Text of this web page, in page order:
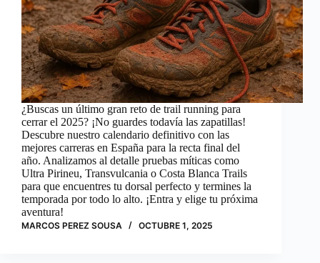
¿Buscas un último gran reto de trail running para
cerrar el 2025? ¡No guardes todavía las zapatillas!
Descubre nuestro calendario definitivo con las
mejores carreras en España para la recta final del
año. Analizamos al detalle pruebas míticas como
Ultra Pirineu, Transvulcania o Costa Blanca Trails
para que encuentres tu dorsal perfecto y termines la
temporada por todo lo alto. ¡Entra y elige tu próxima
aventura!
MARCOS PEREZ SOUSA OCTUBRE 1, 2025